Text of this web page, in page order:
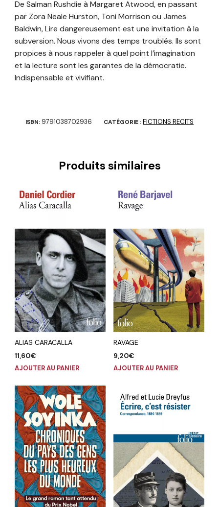
De Salman Rushdie à Margaret Atwood, en passant
par Zora Neale Hurston, Toni Morrison ou James
Baldwin, Lire dangereusement est une invitation à la
subversion. Nous vivons des temps troublés. Ils sont
propices à nous rappeler à quel point l’imagination
et la lecture sont les garantes de la démocratie.
Indispensable et vivifiant.
ISBN: 9791038702936 CATÉGORIE :FICTIONS RECITS
Produits similaires
ALIAS CARACALLA
11,60€
AJOUTER AU PANIER
RAVAGE
9,20€
AJOUTER AU PANIER